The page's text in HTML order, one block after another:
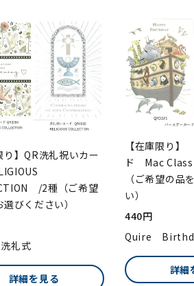
り】QR洗礼祝いカー
/2種（ご希望
びください）
礼式
詳細を見る
【在庫限り
ド Mac
（ご希望の品
い）
440円
Quire
詳細